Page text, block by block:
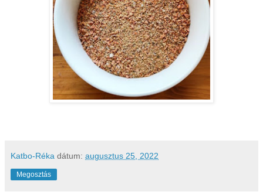
Katbo-Réka dátum: augusztus 25, 2022
Megosztás